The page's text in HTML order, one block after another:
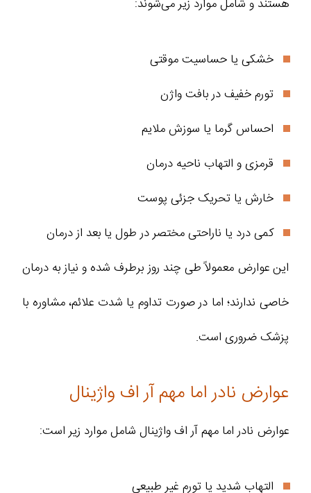
هستند و شامل موارد زیر می‌شوند:
خشکی یا حساسیت موقتی
تورم خفیف در بافت واژن
احساس گرما یا سوزش ملایم
قرمزی و التهاب ناحیه درمان
خارش یا تحریک جزئی پوست
کمی درد یا ناراحتی مختصر در طول یا بعد از درمان
این عوارض معمولاً طی چند روز برطرف شده و نیاز به درمان
خاصی ندارند؛ اما در صورت تداوم یا شدت علائم، مشاوره با
پزشک ضروری است.
عوارض نادر اما مهم آر اف واژینال
عوارض نادر اما مهم آر اف واژینال شامل موارد زیر است:
التهاب شدید یا تورم غیر طبیعی